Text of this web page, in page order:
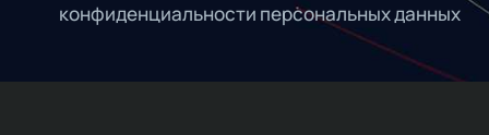
конфиденциальности персональных данных